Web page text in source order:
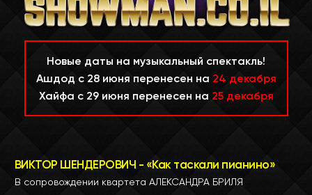
Новые даты на музыкальный спектакль!
Ашдод c 28 июня перенесен на 24 декабря
Хайфа с 29 июня перенесен на 25 декабря